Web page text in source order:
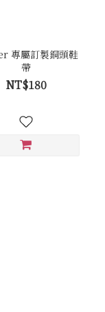
專屬訂製銅頭鞋
帶
NT$180